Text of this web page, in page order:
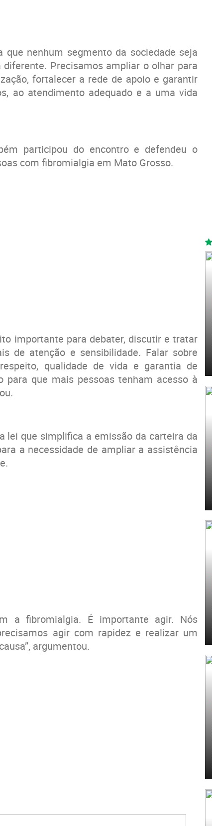
nenhum segmento da sociedade seja
Precisamos ampliar o olhar para
fortalecer a rede de apoio e garantir
ao atendimento adequado e a uma vida
participou do encontro e defendeu o
com fibromialgia em Mato Grosso.
importante para debater, discutir e tratar
de atenção e sensibilidade. Falar sobre
qualidade de vida e garantia de
para que mais pessoas tenham acesso à
lei que simplifica a emissão da carteira da
a necessidade de ampliar a assistência
a fibromialgia. É importante agir. Nós
agir com rapidez e realizar um
argumentou.